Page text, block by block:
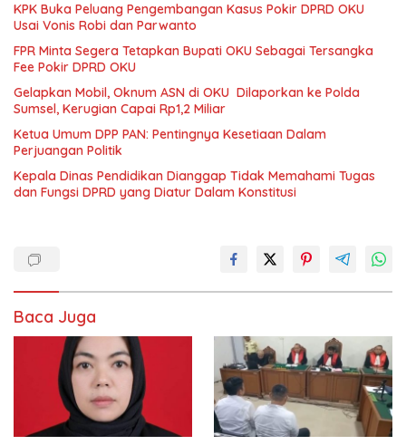
KPK Buka Peluang Pengembangan Kasus Pokir DPRD OKU
Usai Vonis Robi dan Parwanto
FPR Minta Segera Tetapkan Bupati OKU Sebagai Tersangka
Fee Pokir DPRD OKU
Gelapkan Mobil, Oknum ASN di OKU Dilaporkan ke Polda
Sumsel, Kerugian Capai Rp1,2 Miliar
Ketua Umum DPP PAN: Pentingnya Kesetiaan Dalam
Perjuangan Politik
Kepala Dinas Pendidikan Dianggap Tidak Memahami Tugas
dan Fungsi DPRD yang Diatur Dalam Konstitusi
Baca Juga